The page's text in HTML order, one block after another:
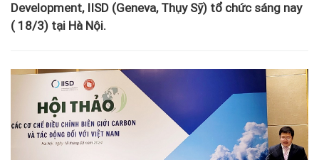
Development, IISD (Geneva, Thụy Sỹ) tổ chức sáng nay
( 18/3) tại Hà Nội.